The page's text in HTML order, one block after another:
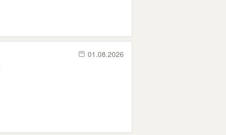
01.08.2026